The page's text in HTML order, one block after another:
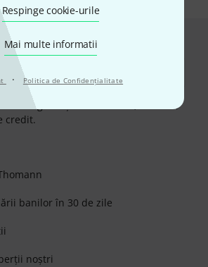
Respinge cookie-urile
Mai multe informatii
· Politica de Confidenţialitate
în siguranță
în siguranță cu Ramburs, Transfer
credit.
banilor în 30 de zile
noștri